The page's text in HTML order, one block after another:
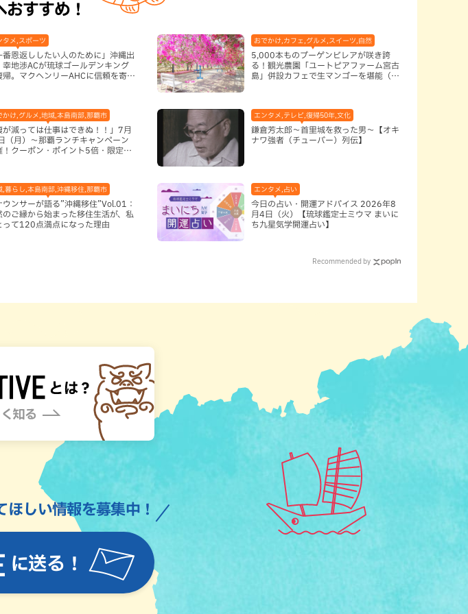
おすすめ！
タメ,スポーツ
番恩返ししたい人のために」沖縄出
幸地渉ACが琉球ゴールデンキング
帰。マクヘンリーAHCに信頼を寄せ
おでかけ,カフェ,グルメ,スイーツ,自然
5,000本ものブーゲンビレアが咲き誇
る！観光農園「ユートピアファーム宮古
島」併設カフェで生マンゴーを堪能（宮
かけ,グルメ,地域,本島南部,那覇市
が減っては仕事はできぬ！！」7月
（月）〜那覇ランチキャンペーン
！クーポン・ポイント5倍・限定グ
エンタメ,テレビ,復帰50年,文化
鎌倉芳太郎～首里城を救った男～【オキ
ナワ強者（チューバー）列伝】
,暮らし,本島南部,沖縄移住,那覇市
ウンサーが語る”沖縄移住”Vol.01：
のご縁から始まった移住生活が、私
って120点満点になった理由
エンタメ,占い
今日の占い・開運アドバイス 2026年8
月4日（火）【琉球鑑定士ミウマ まいに
ち九星気学開運占い】
Recommended by
に送る！
しい情報を募集中！